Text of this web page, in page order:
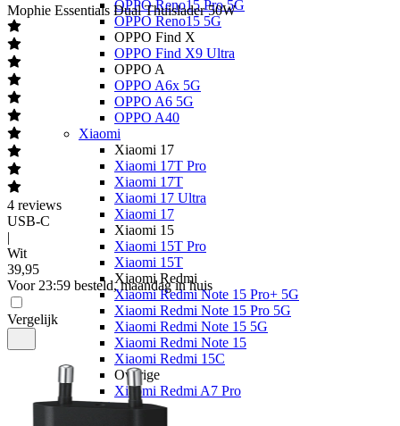
OPPO Reno15 Pro 5G
OPPO Reno15 5G
OPPO Find X
OPPO Find X9 Ultra
OPPO A
OPPO A6x 5G
OPPO A6 5G
OPPO A40
Xiaomi
Xiaomi 17
Xiaomi 17T Pro
Xiaomi 17T
Xiaomi 17 Ultra
Xiaomi 17
Xiaomi 15
Xiaomi 15T Pro
Xiaomi 15T
Xiaomi Redmi
Xiaomi Redmi Note 15 Pro+ 5G
Xiaomi Redmi Note 15 Pro 5G
Xiaomi Redmi Note 15 5G
Xiaomi Redmi Note 15
Xiaomi Redmi 15C
Overige
Xiaomi Redmi A7 Pro
Nothing
Mophie Essentials Dual Thuislader 50W
4 reviews
USB-C
|
Wit
39,95
Voor 23:59 besteld, maandag in huis
Vergelijk